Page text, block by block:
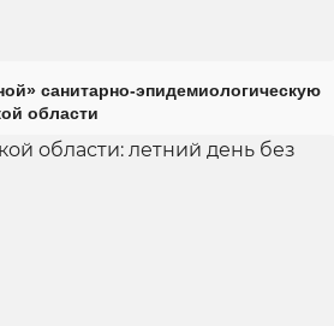
санитарно-эпидемиологическую
области